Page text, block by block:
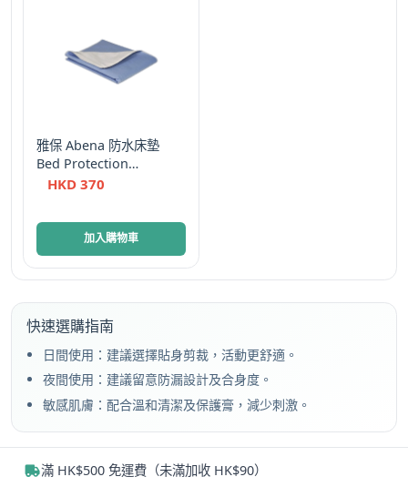
雅保 Abena 防水床墊
Bed Protection
86x91cm 連護翼 46cm
HKD370
加入購物車
快速選購指南
日間使用：建議選擇貼身剪裁，活動更舒適。
夜間使用：建議留意防漏設計及合身度。
敏感肌膚：配合溫和清潔及保護膏，減少刺激。
滿 HK$500 免運費（未滿加收 HK$90）